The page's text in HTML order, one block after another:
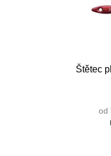
Štětec
od